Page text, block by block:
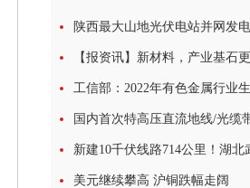
陕西最大山地光伏电站并网发电
【报资讯】新材料，产业基石
美元继续攀高 沪铜跌幅走阔